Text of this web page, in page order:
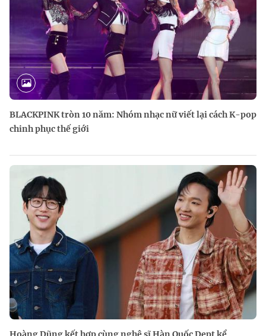
BLACKPINK tròn 10 năm: Nhóm nhạc nữ viết lại cách K-pop
chinh phục thế giới